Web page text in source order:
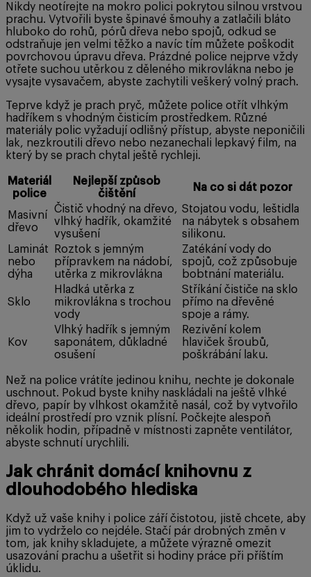
Nikdy neotírejte na mokro polici pokrytou silnou vrstvou
prachu. Vytvořili byste špinavé šmouhy a zatlačili bláto
hluboko do rohů, pórů dřeva nebo spojů, odkud se
odstraňuje jen velmi těžko a navíc tím můžete poškodit
povrchovou úpravu dřeva. Prázdné police nejprve vždy
otřete suchou utěrkou z děleného mikrovlákna nebo je
vysajte vysavačem, abyste zachytili veškerý volný prach.
Teprve když je prach pryč, můžete police otřít vlhkým
hadříkem s vhodným čisticím prostředkem. Různé
materiály polic vyžadují odlišný přístup, abyste neponičili
lak, nezkroutili dřevo nebo nezanechali lepkavý film, na
který by se prach chytal ještě rychleji.
Materiál
police
Nejlepší způsob
čištění
Na co si dát pozor
Masivní
dřevo
Čistič vhodný na dřevo,
vlhký hadřík, okamžité
vysušení
Stojatou vodu, leštidla
na nábytek s obsahem
silikonu.
Laminát
nebo
dýha
Roztok s jemným
přípravkem na nádobí,
utěrka z mikrovlákna
Zatékání vody do
spojů, což způsobuje
bobtnání materiálu.
Sklo
Hladká utěrka z
mikrovlákna s trochou
vody
Stříkání čističe na sklo
přímo na dřevěné
spoje a rámy.
Kov
Vlhký hadřík s jemným
saponátem, důkladné
osušení
Rezivění kolem
hlaviček šroubů,
poškrábání laku.
Než na police vrátíte jedinou knihu, nechte je dokonale
uschnout. Pokud byste knihy naskládali na ještě vlhké
dřevo, papír by vlhkost okamžitě nasál, což by vytvořilo
ideální prostředí pro vznik plísní. Počkejte alespoň
několik hodin, případně v místnosti zapněte ventilátor,
abyste schnutí urychlili.
Jak chránit domácí knihovnu z
dlouhodobého hlediska
Když už vaše knihy i police září čistotou, jistě chcete, aby
jim to vydrželo co nejdéle. Stačí pár drobných změn v
tom, jak knihy skladujete, a můžete výrazně omezit
usazování prachu a ušetřit si hodiny práce při příštím
úklidu.